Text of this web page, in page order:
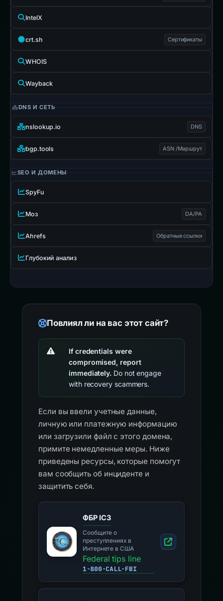
IntelX
crt.sh Сертификаты
WHOIS
Wayback
DNS И СЕТЬ
nslookup.io DNS
bgp.tools ASN /Маршрут
SEO И ДОМЕНЫ
SpyFu
Моз DA/PA
Ahrefs Обратные ссылки
Глубокий анализ
Повлиял ли на вас этот сайт?
If credentials were
compromised, report
immediately. Do not engage
with recovery scammers.
Если вы ввели учетные данные,
личную или платежную информацию
или загрузили файл с этого домена,
примите немедленные меры. Ниже
приведены ресурсы, которые помогут
вам сообщить об инциденте и
защитить себя.
ФБР IC3
Сообщите о
преступлениях в
Интернете в США
Federal tips line
1-800-CALL-FBI